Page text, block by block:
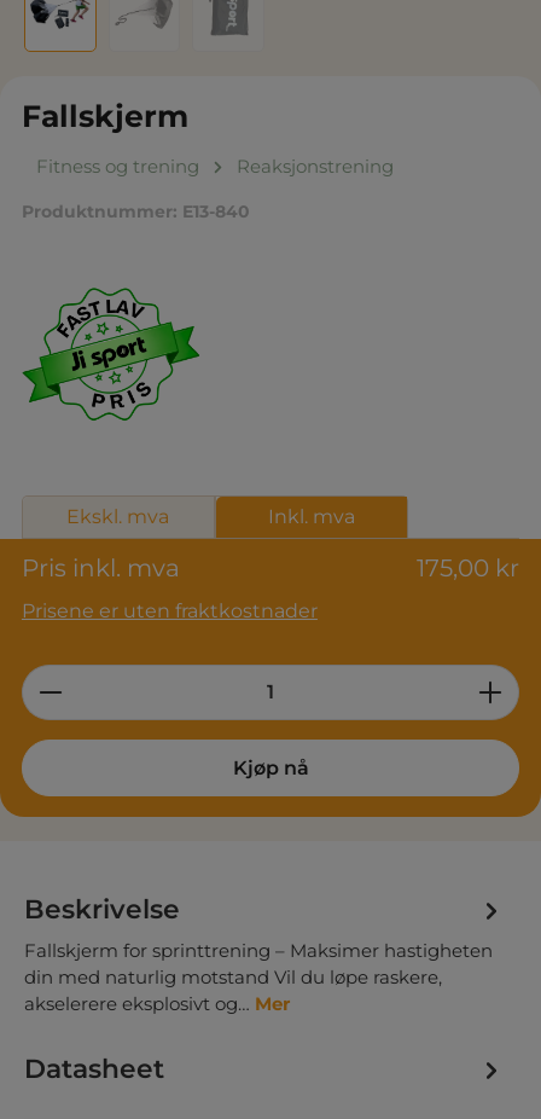
Fallskjerm
Fitness og trening Reaksjonstrening
Produktnummer: E13-840
Pris inkl. mva 175,00 kr
Prisene er uten fraktkostnader
Ekskl. mva Inkl. mva
Product Quantity: Enter the desired
Kjøp nå
Beskrivelse
Fallskjerm for sprinttrening – Maksimer hastigheten
din med naturlig motstand Vil du løpe raskere,
akselerere eksplosivt og… Mer
Datasheet